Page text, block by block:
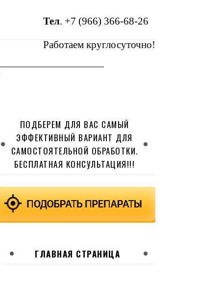
Тел. +7 (966) 366-68-26
Работаем круглосуточно!
ПОДБЕРЕМ ДЛЯ ВАС САМЫЙ
ЭФФЕКТИВНЫЙ ВАРИАНТ ДЛЯ
САМОСТОЯТЕЛЬНОЙ ОБРАБОТКИ.
БЕСПЛАТНАЯ КОНСУЛЬТАЦИЯ!!!
ГЛАВНАЯ СТРАНИЦА